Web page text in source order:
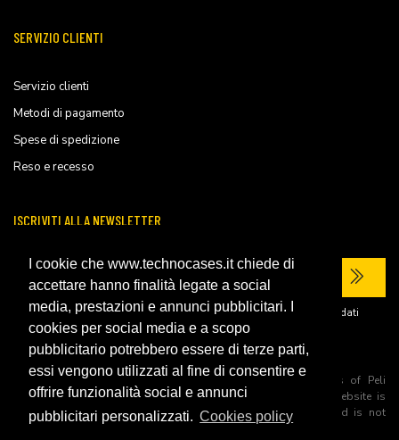
I cookie che www.technocases.it chiede di
accettare hanno finalità legate a social
media, prestazioni e annunci pubblicitari. I
cookies per social media e a scopo
pubblicitario potrebbero essere di terze parti,
essi vengono utilizzati al fine di consentire e
offrire funzionalità social e annunci
pubblicitari personalizzati. Cookies policy
SERVIZIO CLIENTI
Servizio clienti
Metodi di pagamento
Spese di spedizione
Reso e recesso
ISCRIVITI ALLA NEWSLETTER
Ho letto laprivacy policy del sito e acconsento al trattamento dei miei dati
personali per ricevere comunicazioni commerciali.
All trademarks are registered and/or unregistered trademarks of Peli
Products, S.L.U. its parents, subsiadiries and affiliates. This website is
independently owned and operated by Technopartner SRL and is not
owned by Peli Products, S.L.U